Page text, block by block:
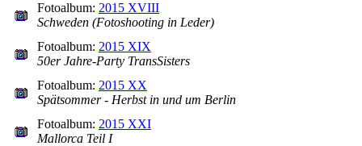
Fotoalbum: 2015 XVIII
Schweden (Fotoshooting in Leder)
Fotoalbum: 2015 XIX
50er Jahre-Party TransSisters
Fotoalbum: 2015 XX
Spätsommer - Herbst in und um Berlin
Fotoalbum: 2015 XXI
Mallorca Teil I